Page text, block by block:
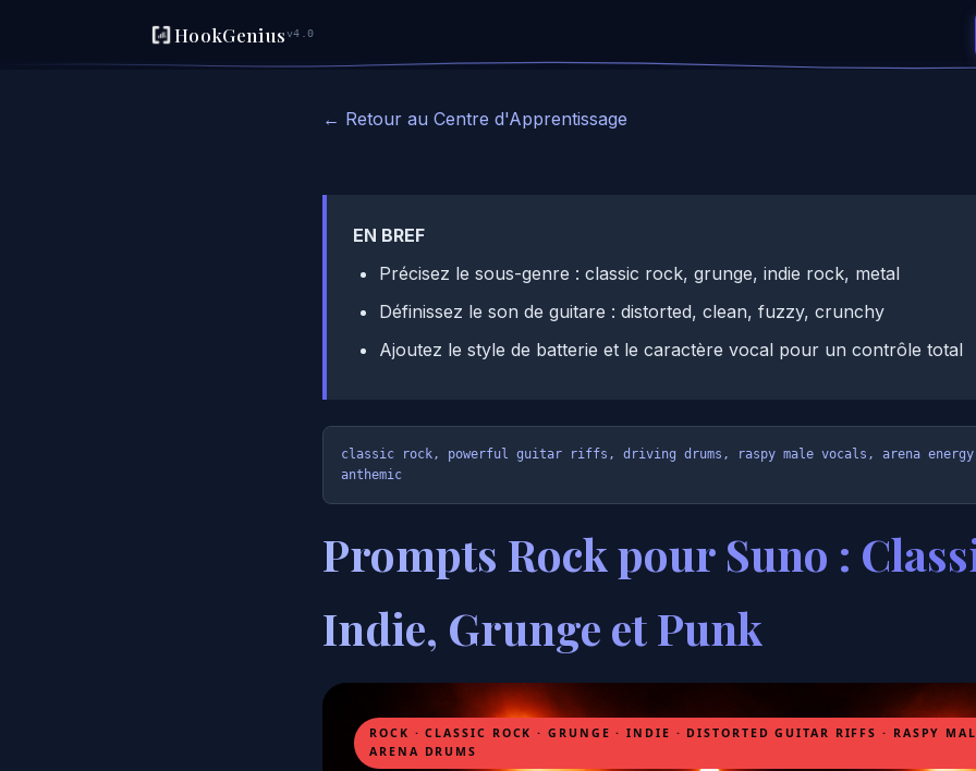
HookGeniusv4.0
← Retour au Centre d'Apprentissage
EN BREF
Précisez le sous-genre : classic rock, grunge, indie rock, metal
Définissez le son de guitare : distorted, clean, fuzzy, crunchy
Ajoutez le style de batterie et le caractère vocal pour un contrôle total
classic rock, powerful guitar riffs, driving drums, raspy male vocals, arena energy,
anthemic
Prompts Rock pour Suno :
Indie, Grunge et Punk
ROCK · CLASSIC ROCK · GRUNGE · INDIE · DISTORTED GUITAR RIFFS · RASPY
ARENA DRUMS